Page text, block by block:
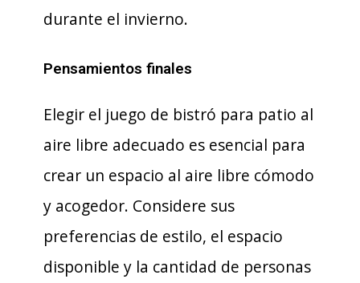
durante el invierno.
Pensamientos finales
Elegir el juego de bistró para patio al
aire libre adecuado es esencial para
crear un espacio al aire libre cómodo
y acogedor. Considere sus
preferencias de estilo, el espacio
disponible y la cantidad de personas